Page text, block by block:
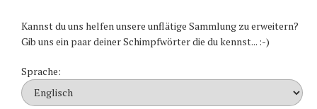
Kannst du uns helfen unsere unflätige Sammlung zu erweitern?
Gib uns ein paar deiner Schimpfwörter die du kennst... :-)
Sprache: